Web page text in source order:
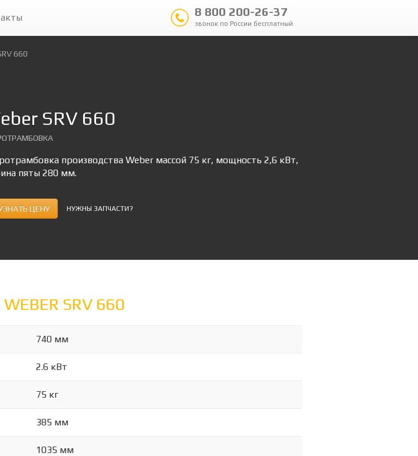
8 800 200-26-37
звонок по России бесплатный
660
SRV 660
производства Weber массой 75 кг, мощность 2,6 кВт,
пяты 280 мм.
ЦЕНУ НУЖНЫ ЗАПЧАСТИ?
WEBER SRV 660
740 мм
2.6 кВт
75 кг
385 мм
1035 мм